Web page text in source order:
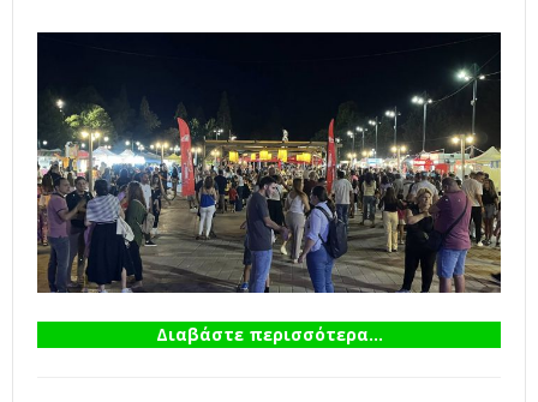
Διαβάστε περισσότερα...